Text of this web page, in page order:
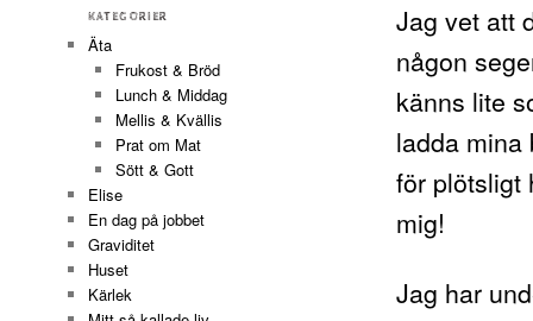
Jag vet att
någon
känns lite
ladda mina
för plötsligt
mig!
Jag har
KATEGORIER
Äta
Frukost & Bröd
Lunch & Middag
Mellis & Kvällis
Prat om Mat
Sött & Gott
Elise
En dag på jobbet
Graviditet
Huset
Kärlek